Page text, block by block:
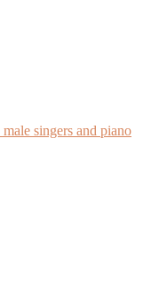
singers and piano